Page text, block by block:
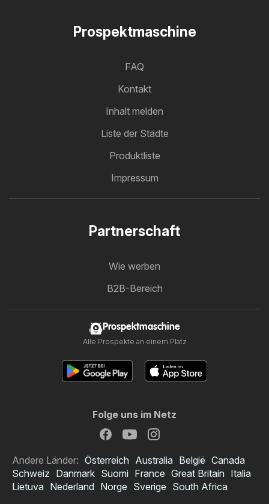
Prospektmaschine
FAQ
Kontakt
Inhalt melden
Liste der Städte
Produktliste
Impressum
Partnerschaft
Wie werben
B2B-Bereich
Prospektmaschine
Alle Prospekte an einem Platz
Folge uns im Netz
Andere Länder: Österreich Australia België Canada
Schweiz Danmark Suomi France Great Britain Italia
Lietuva Nederland Norge Sverige South Africa